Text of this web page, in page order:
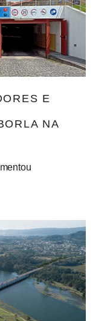
E
NA